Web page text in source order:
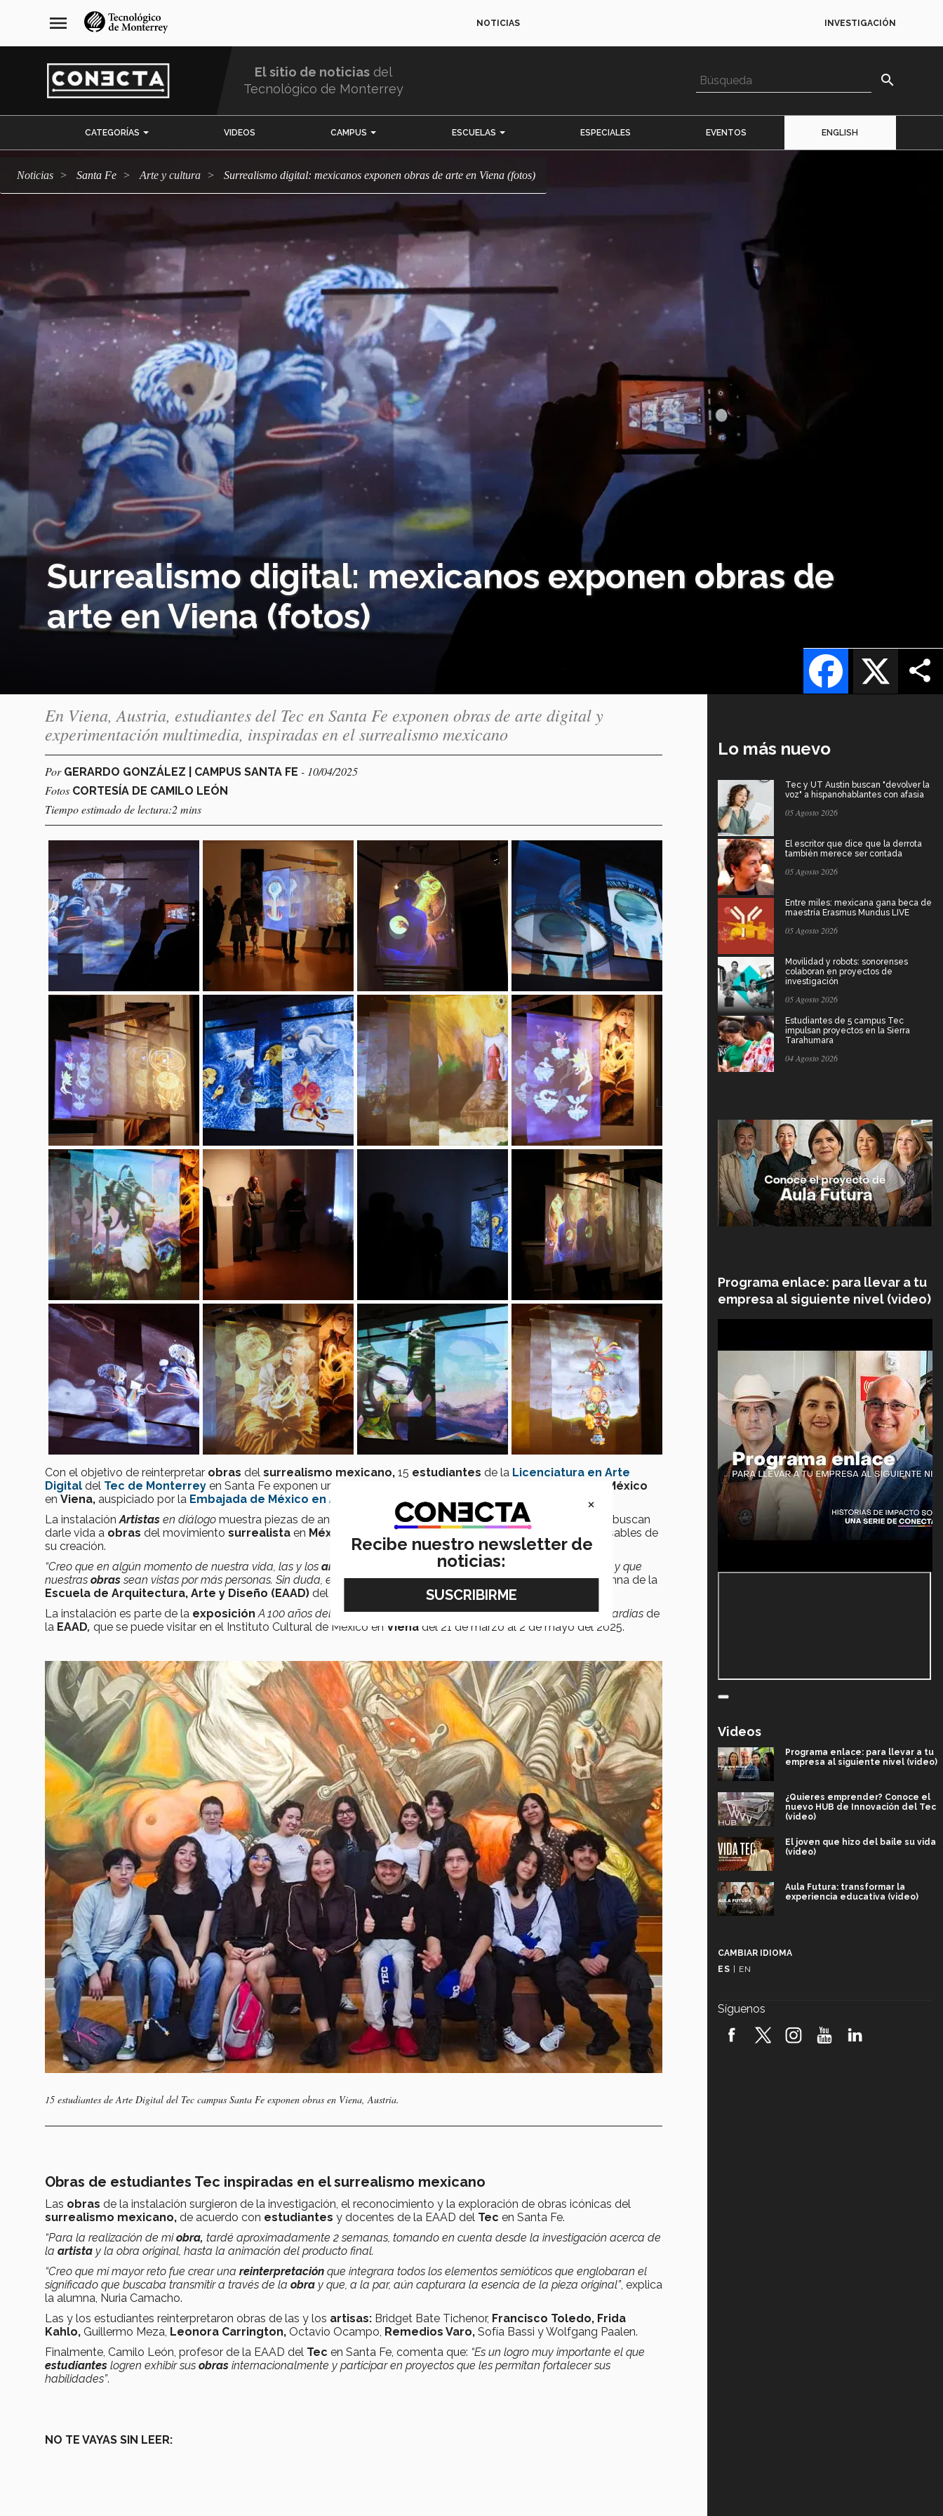
navegación
principal
menu NOTICIAS INVESTIGACIÓN
El sitio de noticias del
Tecnológico de Monterrey
search
CATEGORÍAS VIDEOS CAMPUS ESCUELAS ESPECIALES EVENTOS ENGLISH
Noticias Santa Fe arte y cultura Surrealismo digital: mexicanos exponen obras de arte en Viena (fotos)
Surrealismo digital: mexicanos exponen obras de
arte en Viena (fotos)
X
Facebook
En Viena, Austria, estudiantes del Tec en Santa Fe exponen obras de arte digital y
experimentación multimedia, inspiradas en el surrealismo mexicano
Por GERARDO GONZÁLEZ | CAMPUS SANTA FE - 10/04/2025
Fotos CORTESÍA DE CAMILO LEÓN
Tiempo estimado de lectura:2 mins
Con el objetivo de reinterpretar obras del surrealismo mexicano, 15 estudiantes de la Licenciatura en Arte
Digital del Tec de Monterrey en Santa Fe exponen una instalación multimedia en el
Instituto Cultural de México
en Viena, auspiciado por la Embajada de México en Austria.
La instalaciónArtistas en diálogo muestra piezas de animación, ilustración y experimentación multimedia que buscan
darle vida a obras del movimiento surrealista en México, de acuerdo conestudiantesy docentes responsables de
su creación.
“Creo que en algún momento de nuestra vida, las y los artistas hemos tenido la meta deexponer
en algún lugar y que
nuestras obrassean vistas por más personas. Sin duda, este sueño se hizo realidad”, expresa Sofía Pedraza, alumna de la
Escuela de Arquitectura, Arte y Diseño (EAAD) del
Tec campus Santa Fe.
La instalación es parte de la exposición A 100 años del surgimiento del surrealismo: México, epicentro de vanguardias de
la EAAD, que se puede visitar en el Instituto Cultural de México en Viena del 21 de marzo al 2 de mayo del 2025.
15 estudiantes de Arte Digital del Tec campus Santa Fe exponen obras en Viena, Austria.
Obras de estudiantes Tec inspiradas en el surrealismo mexicano
Las obras de la instalación surgieron de la investigación, el reconocimiento y la exploración de obras icónicas del
surrealismo mexicano, de acuerdo con estudiantes y docentes de la EAAD del Tec en Santa Fe.
“Para la realización de miobra, tardé aproximadamente 2 semanas, tomando en cuenta desde la investigación acerca de
la artista y la obra original, hasta la animación del producto final.
“Creo que mi mayor reto fue crear una reinterpretación que integrara todos los elementos semióticos que englobaran el
significado que buscaba transmitir a través de la obra y que, a la par, aún capturara la esencia de la pieza original”, explica
la alumna, Nuria Camacho.
Las y los estudiantes reinterpretaron obras de las y los artisas: Bridget Bate Tichenor, Francisco Toledo, Frida
Kahlo, Guillermo Meza, Leonora Carrington, Octavio Ocampo, Remedios Varo, Sofía Bassi y Wolfgang Paalen.
Finalmente, Camilo León, profesor de la EAAD del Tec en Santa Fe, comenta que: “Es un logro muy importante el que
estudiantes logren exhibir sus obras internacionalmente y participar en proyectos que les permitan fortalecer sus
habilidades”.
NO TE VAYAS SIN LEER:
Lo más nuevo
Tec y UT Austin buscan "devolver la
voz" a hispanohablantes con afasia
05 Agosto 2026
El escritor que dice que la derrota
también merece ser contada
05 Agosto 2026
Entre miles: mexicana gana beca de
maestría Erasmus Mundus LIVE
05 Agosto 2026
Movilidad y robots: sonorenses
colaboran en proyectos de
investigación
05 Agosto 2026
Estudiantes de 5 campus Tec
impulsan proyectos en la Sierra
Tarahumara
04 Agosto 2026
Programa enlace: para llevar a tu
empresa al siguiente nivel (video)
Videos
Programa enlace: para llevar a tu
empresa al siguiente nivel (video)
¿Quieres emprender? Conoce el
nuevo HUB de Innovación del Tec
(video)
El joven que hizo del baile su vida
(video)
Aula Futura: transformar la
experiencia educativa (video)
robótica FIRST 2026! (video)
CAMBIAR IDIOMA
ES
EN
Síguenos
×
Recibe nuestro newsletter de
noticias: